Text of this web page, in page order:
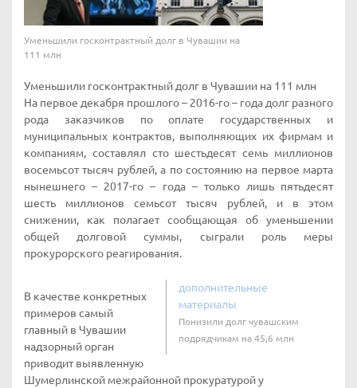
Уменьшили госконтрактный долг в Чувашии на
111 млн
Уменьшили госконтрактный долг в Чувашии на 111 млн
На первое декабря прошлого – 2016-го – года долг разного
рода заказчиков по оплате государственных и
муниципальных контрактов, выполняющих их фирмам и
компаниям, составлял сто шестьдесят семь миллионов
восемьсот тысяч рублей, а по состоянию на первое марта
нынешнего – 2017-го – года – только лишь пятьдесят
шесть миллионов семьсот тысяч рублей, и в этом
снижении, как полагает сообщающая об уменьшении
общей долговой суммы, сыграли роль меры
прокурорского реагирования.
дополнительные
материалы
Понизили долг чувашским
подрядчикам на 45,6 млн
В качестве конкретных
примеров самый
главный в Чувашии
надзорный орган
приводит выявленную
Шумерлинской межрайонной прокуратурой у